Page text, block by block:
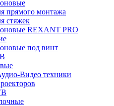
прямого монтажа
стяжек
REXANT PRO
под винт
Видео техники